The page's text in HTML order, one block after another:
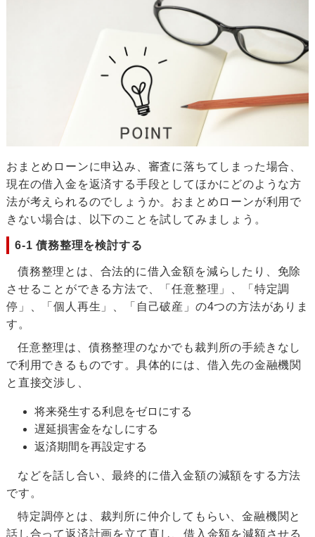
おまとめローンに申込み、審査に落ちてしまった場合、
現在の借入金を返済する手段としてほかにどのような方
法が考えられるのでしょうか。おまとめローンが利用で
きない場合は、以下のことを試してみましょう。
6-1 債務整理を検討する
債務整理とは、合法的に借入金額を減らしたり、免除
させることができる方法で、「任意整理」、「特定調
停」、「個人再生」、「自己破産」の4つの方法がありま
す。
任意整理は、債務整理のなかでも裁判所の手続きなし
で利用できるものです。具体的には、借入先の金融機関
と直接交渉し、
将来発生する利息をゼロにする
遅延損害金をなしにする
返済期間を再設定する
などを話し合い、最終的に借入金額の減額をする方法
です。
特定調停とは、裁判所に仲介してもらい、金融機関と
話し合って返済計画を立て直し、借入金額を減額させる